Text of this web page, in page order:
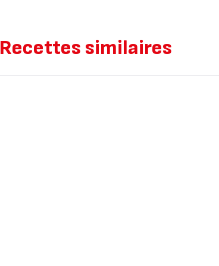
Recettes similaires